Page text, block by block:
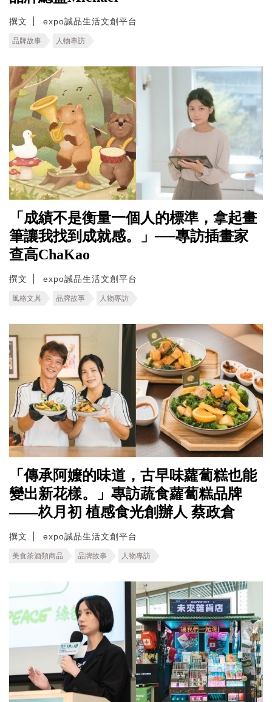
撰文 expo誠品生活文創平台
品牌故事 人物專訪
「成績不是衡量一個人的標準，拿起畫
筆讓我找到成就感。」──專訪插畫家
查高ChaKao
撰文 expo誠品生活文創平台
風格文具 品牌故事 人物專訪
「傳承阿嬤的味道，古早味蘿蔔糕也能
變出新花樣。」專訪蔬食蘿蔔糕品牌
——杦月初 植感食光創辦人 蔡政倉
撰文 expo誠品生活文創平台
美食茶酒類商品 品牌故事 人物專訪